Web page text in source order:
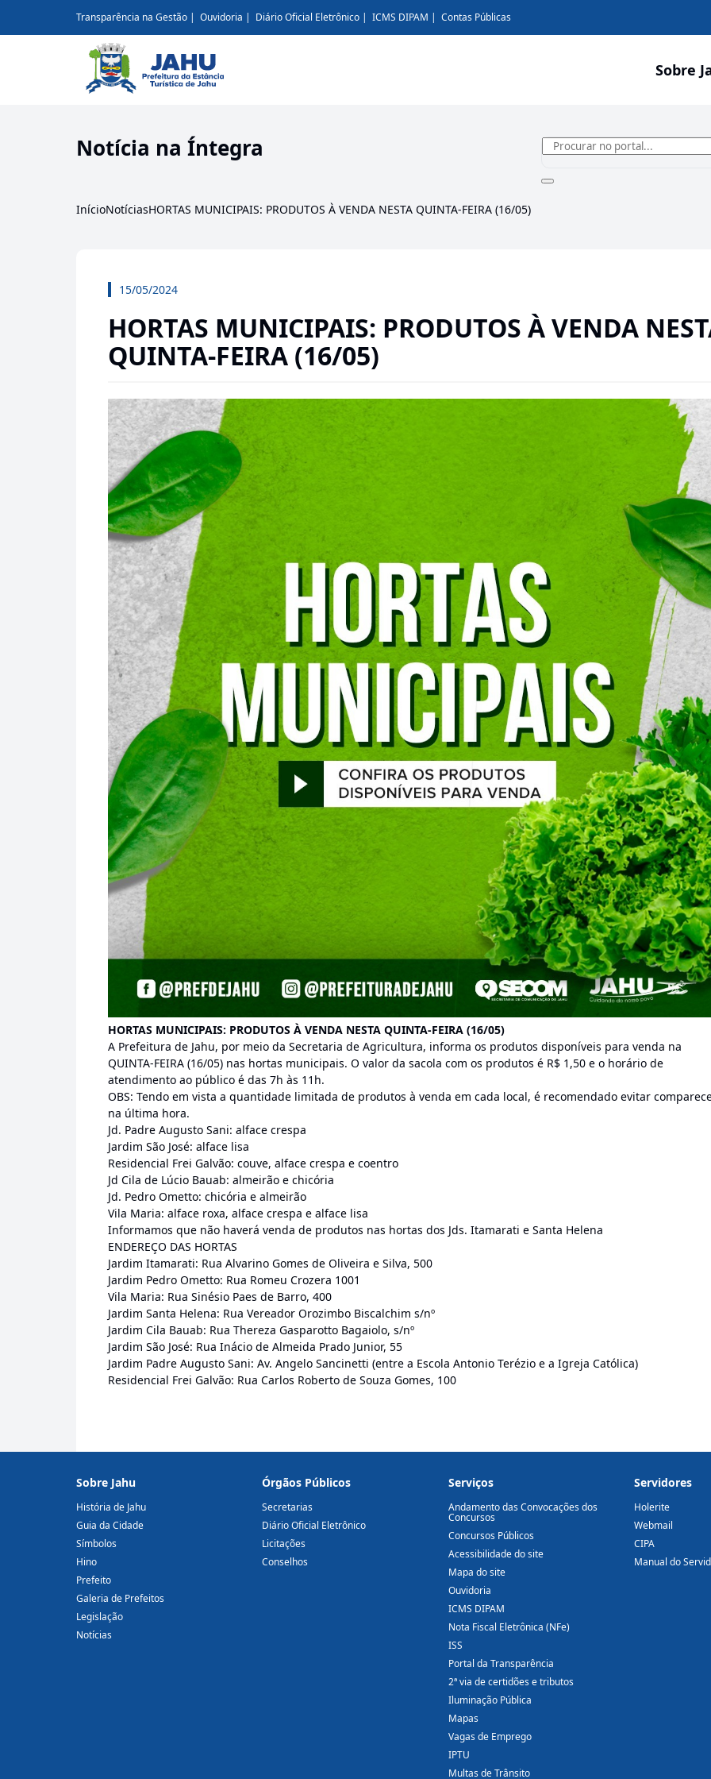
Transparência na Gestão Ouvidoria Diário Oficial Eletrônico ICMS DIPAM Contas Públicas
Sobre
Notícia na Íntegra
InícioNotíciasHORTAS MUNICIPAIS: PRODUTOS À VENDA NESTA QUINTA-FEIRA (16/05)
15/05/2024
HORTAS MUNICIPAIS: PRODUTOS À VENDA
QUINTA-FEIRA (16/05)
HORTAS MUNICIPAIS: PRODUTOS À VENDA NESTA QUINTA-FEIRA (16/05)
A Prefeitura de Jahu, por meio da Secretaria de Agricultura, informa os produtos disponíveis para venda na
QUINTA-FEIRA (16/05) nas hortas municipais. O valor da sacola com os produtos é R$ 1,50 e o horário de
atendimento ao público é das 7h às 11h.
OBS: Tendo em vista a quantidade limitada de produtos à venda em cada local, é recomendado evitar
na última hora.
Jd. Padre Augusto Sani: alface crespa
Jardim São José: alface lisa
Residencial Frei Galvão: couve, alface crespa e coentro
Jd Cila de Lúcio Bauab: almeirão e chicória
Jd. Pedro Ometto: chicória e almeirão
Vila Maria: alface roxa, alface crespa e alface lisa
Informamos que não haverá venda de produtos nas hortas dos Jds. Itamarati e Santa Helena
ENDEREÇO DAS HORTAS
Jardim Itamarati: Rua Alvarino Gomes de Oliveira e Silva, 500
Jardim Pedro Ometto: Rua Romeu Crozera 1001
Vila Maria: Rua Sinésio Paes de Barro, 400
Jardim Santa Helena: Rua Vereador Orozimbo Biscalchim s/nº
Jardim Cila Bauab: Rua Thereza Gasparotto Bagaiolo, s/nº
Jardim São José: Rua Inácio de Almeida Prado Junior, 55
Jardim Padre Augusto Sani: Av. Angelo Sancinetti (entre a Escola Antonio Terézio e a Igreja Católica)
Residencial Frei Galvão: Rua Carlos Roberto de Souza Gomes, 100
Sobre Jahu
História de Jahu
Guia da Cidade
Símbolos
Hino
Prefeito
Galeria de Prefeitos
Legislação
Notícias
Órgãos Públicos
Secretarias
Diário Oficial Eletrônico
Licitações
Conselhos
Serviços
Andamento das Convocações dos
Concursos
Concursos Públicos
Acessibilidade do site
Mapa do site
Ouvidoria
ICMS DIPAM
Nota Fiscal Eletrônica (NFe)
ISS
Portal da Transparência
2ª via de certidões e tributos
Iluminação Pública
Mapas
Vagas de Emprego
IPTU
Multas de Trânsito
Servidores
Holerite
Webmail
CIPA
Manual do